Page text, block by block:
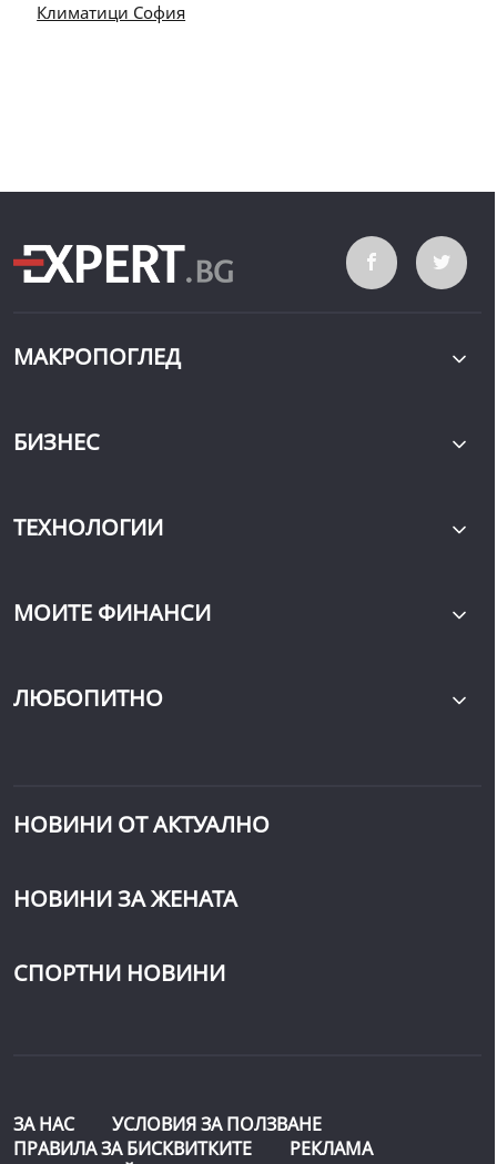
Климатици София
МАКРОПОГЛЕД
БИЗНЕС
ТЕХНОЛОГИИ
МОИТЕ ФИНАНСИ
ЛЮБОПИТНО
НОВИНИ ОТ АКТУАЛНО
НОВИНИ ЗА ЖЕНАТА
СПОРТНИ НОВИНИ
ЗА НАС
УСЛОВИЯ ЗА ПОЛЗВАНЕ
ПРАВИЛА ЗА БИСКВИТКИТЕ
РЕКЛАМА